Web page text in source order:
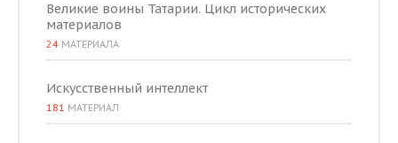
Великие воины Татарии. Цикл исторических
материалов
24 МАТЕРИАЛА
Искусственный интеллект
181 МАТЕРИАЛ